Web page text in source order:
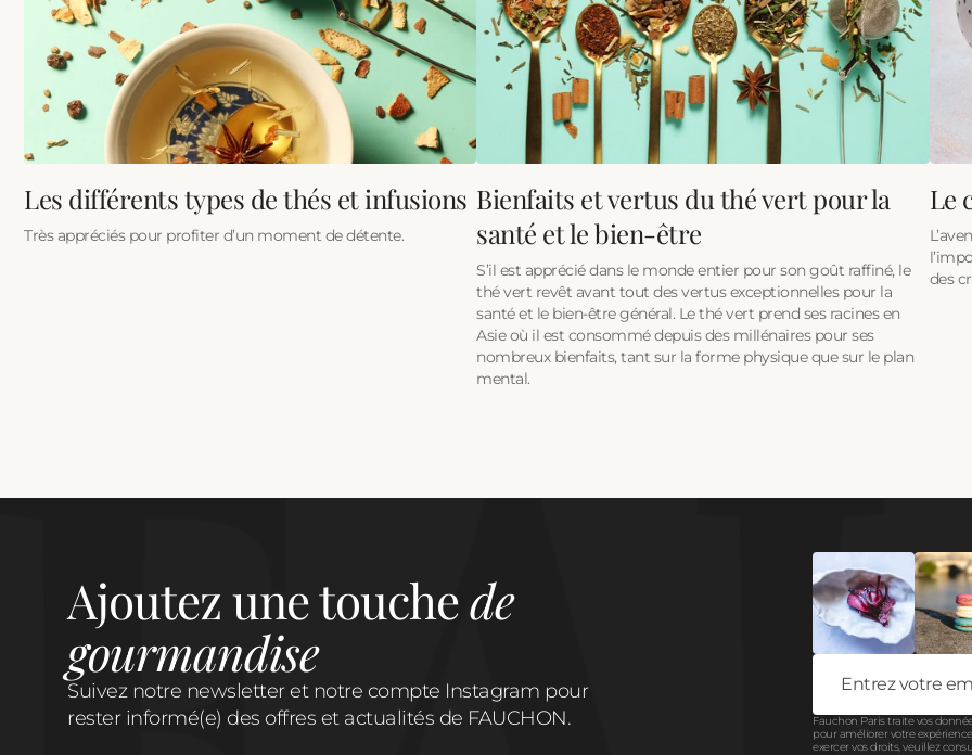
Les différents types de thés et infusions
Très appréciés pour profiter d’un moment de détente.
Bienfaits et vertus du thé vert pour la
santé et le bien-être
S’il est apprécié dans le monde entier pour son goût raffiné, le
thé vert revêt avant tout des vertus exceptionnelles pour la
santé et le bien-être général. Le thé vert prend ses racines en
Asie où il est consommé depuis des millénaires pour ses
nombreux bienfaits, tant sur la forme physique que sur le plan
mental.
Le
des
Ajoutez une touchede
gourmandise
Suivez notre newsletter et notre compte Instagram pour
rester informé(e) des offres et actualités de FAUCHON.
Fauchon Paris traite vos
pour améliorer votre
exercer vos droits, veuillez